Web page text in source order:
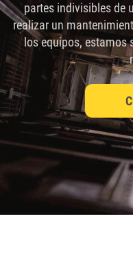
partes indivisibles de
realizar un
los equipos, estamos